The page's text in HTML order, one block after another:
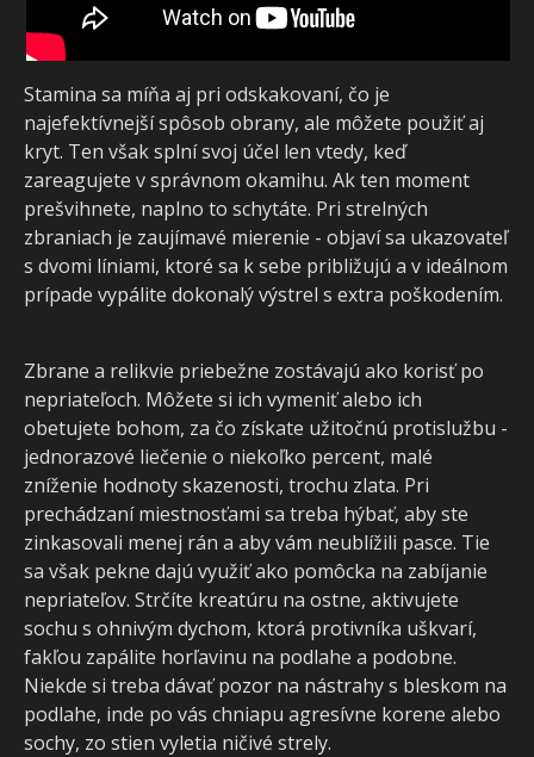
Stamina sa míňa aj pri odskakovaní, čo je
najefektívnejší spôsob obrany, ale môžete použiť aj
kryt. Ten však splní svoj účel len vtedy, keď
zareagujete v správnom okamihu. Ak ten moment
prešvihnete, naplno to schytáte. Pri strelných
zbraniach je zaujímavé mierenie - objaví sa ukazovateľ
s dvomi líniami, ktoré sa k sebe približujú a v ideálnom
prípade vypálite dokonalý výstrel s extra poškodením.
Zbrane a relikvie priebežne zostávajú ako korisť po
nepriateľoch. Môžete si ich vymeniť alebo ich
obetujete bohom, za čo získate užitočnú protislužbu -
jednorazové liečenie o niekoľko percent, malé
zníženie hodnoty skazenosti, trochu zlata. Pri
prechádzaní miestnosťami sa treba hýbať, aby ste
zinkasovali menej rán a aby vám neublížili pasce. Tie
sa však pekne dajú využiť ako pomôcka na zabíjanie
nepriateľov. Strčíte kreatúru na ostne, aktivujete
sochu s ohnivým dychom, ktorá protivníka uškvarí,
fakľou zapálite horľavinu na podlahe a podobne.
Niekde si treba dávať pozor na nástrahy s bleskom na
podlahe, inde po vás chniapu agresívne korene alebo
sochy, zo stien vyletia ničivé strely.